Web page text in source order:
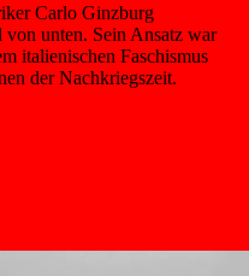
Carlo Ginzburg
von unten. Sein Ansatz war
italienischen Faschismus
der Nachkriegszeit.